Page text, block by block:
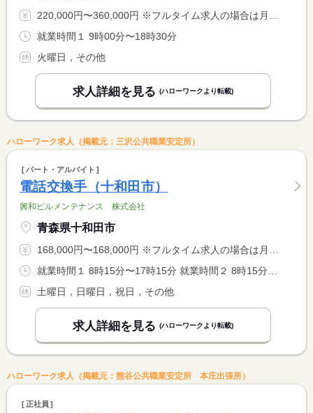
220,000円〜360,000円 ※フルタイム求人の場合は月額（換算額）、パート求人の場合は時間額を表示しています。
就業時間１ 9時00分〜18時30分
火曜日，その他
求人詳細を見る (ハローワークより転載)
ハローワーク求人（掲載元：三沢公共職業安定所）
パート・アルバイト
電話交換手（十和田市）
興和ビルメンテナンス 株式会社
青森県十和田市
168,000円〜168,000円 ※フルタイム求人の場合は月額（換算額）、パート求人の場合は時間額を表示しています。
土曜日，日曜日，祝日，その他
求人詳細を見る (ハローワークより転載)
ハローワーク求人（掲載元：熊谷公共職業安定所 本庄出張所）
正社員